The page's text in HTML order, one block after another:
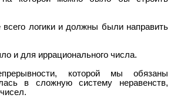
логики и должны были направить
и для иррационального числа.
которой мы обязаны
в сложную систему неравенств,